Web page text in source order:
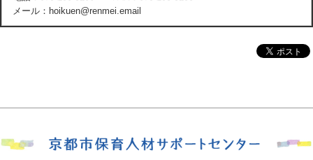
メール：hoikuen@renmei.email